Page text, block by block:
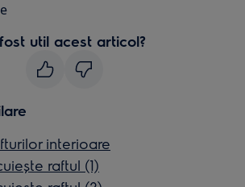
util acest articol?
interioare
raftul (1)